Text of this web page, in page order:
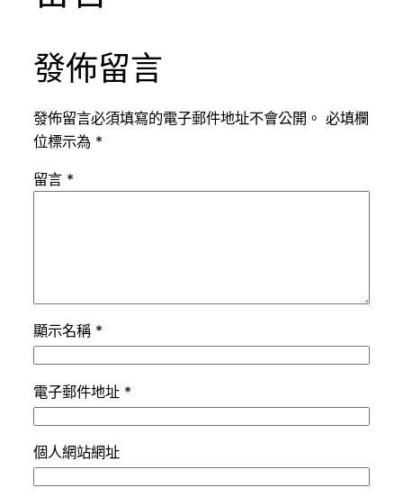
發佈留言
發佈留言必須填寫的電子郵件地址不會公開。 必填欄
位標示為 *
留言 *
顯示名稱 *
電子郵件地址 *
個人網站網址